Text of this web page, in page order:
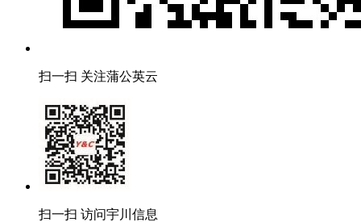
扫一扫 关注蒲公英云
扫一扫 访问宇川信息